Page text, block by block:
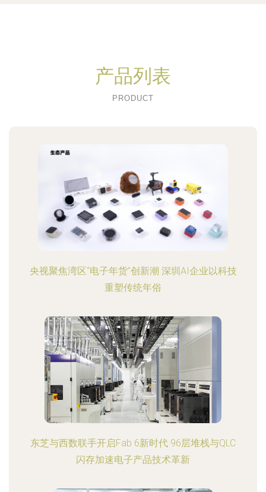
产品列表
PRODUCT
央视聚焦湾区“电子年货”创新潮 深圳AI企业以科技
重塑传统年俗
东芝与西数联手开启Fab 6新时代 96层堆栈与QLC
闪存加速电子产品技术革新